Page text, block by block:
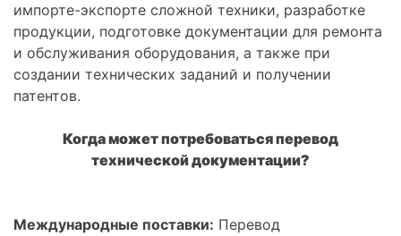
импорте-экспорте сложной техники, разработке
продукции, подготовке документации для ремонта
и обслуживания оборудования, а также при
создании технических заданий и получении
патентов.
Когда может потребоваться перевод
технической документации?
Международные поставки: Перевод